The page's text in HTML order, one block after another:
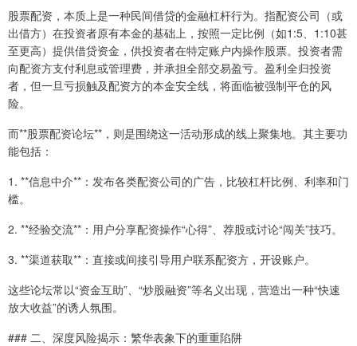
股票配资，本质上是一种民间借贷的金融杠杆行为。指配资公司（或
出借方）在投资者原有本金的基础上，按照一定比例（如1:5、1:10甚
至更高）提供借贷资金，供投资者在特定账户内操作股票。投资者需
向配资方支付利息或管理费，并承担全部交易盈亏。盈利全归投资
者，但一旦亏损触及配资方的本金安全线，将面临被强制平仓的风
险。
而**股票配资论坛**，则是围绕这一活动形成的线上聚集地。其主要功
能包括：
1. **信息中介**：发布各类配资公司的广告，比较杠杆比例、利率和门
槛。
2. **经验交流**：用户分享配资操作“心得”、荐股或讨论“闯关”技巧。
3. **渠道获取**：直接或间接引导用户联系配资方，开设账户。
这些论坛常以“资金互助”、“炒股融资”等名义出现，营造出一种“快速
放大收益”的诱人氛围。
### 二、深度风险揭示：繁华表象下的重重陷阱